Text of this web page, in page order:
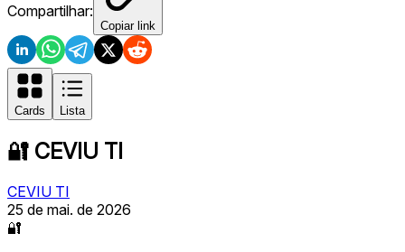
Compartilhar:
Copiar link
Cards Lista
🔐 CEVIU TI
CEVIU TI
25 de mai. de 2026
🔐